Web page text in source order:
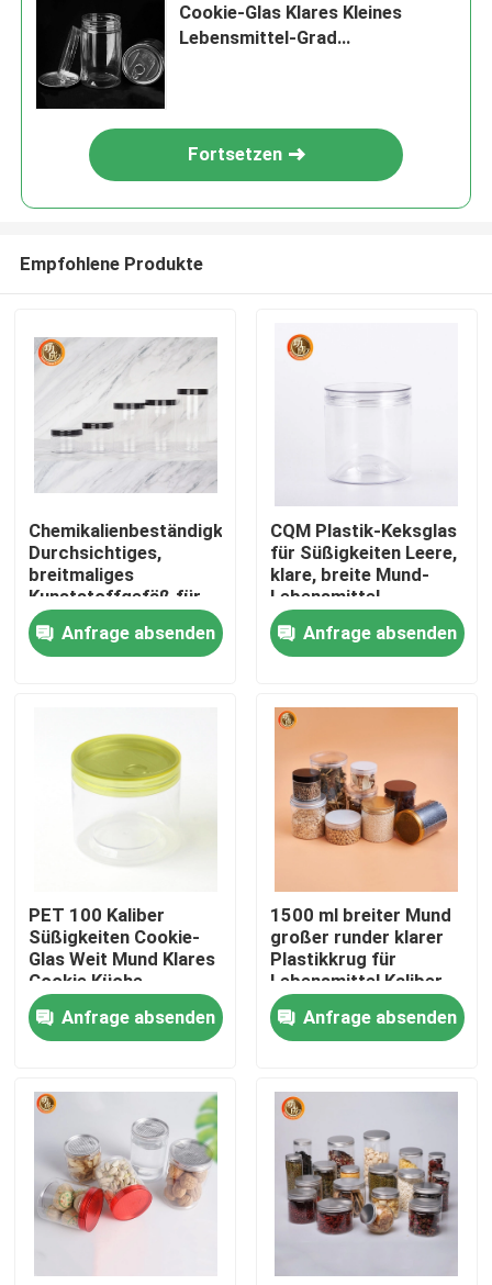
Startseite
Videos
VR Show
Über uns
Fabrik Tour
Kontakt
Nachrichten
Plastiktablettenfläschchen
Cookie-Glas Klares Kleines
Lebensmittel-Grad
Fortsetzen
Empfohlene Produkte
Chemikalienbeständigkeit
Durchsichtiges,
breitmaliges
Kunststoffgefäß für
Haustiere mit Deckel
Anfrage absenden
CQM Plastik-Keksglas
für Süßigkeiten Leere,
klare, breite Mund-
Lebensmittel-
Speicher
Anfrage absenden
PET 100 Kaliber
Süßigkeiten Cookie-
Glas Weit Mund Klares
Cookie Küche
Lebensmittel-Glas
Anfrage absenden
1500 ml breiter Mund
großer runder klarer
Plastikkrug für
Lebensmittel Kaliber
100
Anfrage absenden